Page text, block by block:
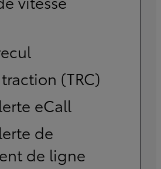
(TRC)
eCall
de
de ligne